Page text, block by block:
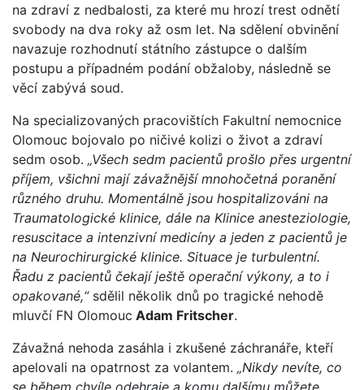
na zdraví z nedbalosti, za které mu hrozí trest odnětí
svobody na dva roky až osm let. Na sdělení obvinění
navazuje rozhodnutí státního zástupce o dalším
postupu a případném podání obžaloby, následně se
věcí zabývá soud.
Na specializovaných pracovištích Fakultní nemocnice
Olomouc bojovalo po ničivé kolizi o život a zdraví
sedm osob. „Všech sedm pacientů prošlo přes urgentní
příjem, všichni mají závažnější mnohočetná poranění
různého druhu. Momentálně jsou hospitalizováni na
Traumatologické klinice, dále na Klinice anesteziologie,
resuscitace a intenzivní medicíny a jeden z pacientů je
na Neurochirurgické klinice. Situace je turbulentní.
Řadu z pacientů čekají ještě operační výkony, a to i
opakované,“ sdělil několik dnů po tragické nehodě
mluvčí FN Olomouc Adam Fritscher.
Závažná nehoda zasáhla i zkušené záchranáře, kteří
apelovali na opatrnost za volantem. „Nikdy nevíte, co
se během chvíle odehraje a komu dalšímu můžete